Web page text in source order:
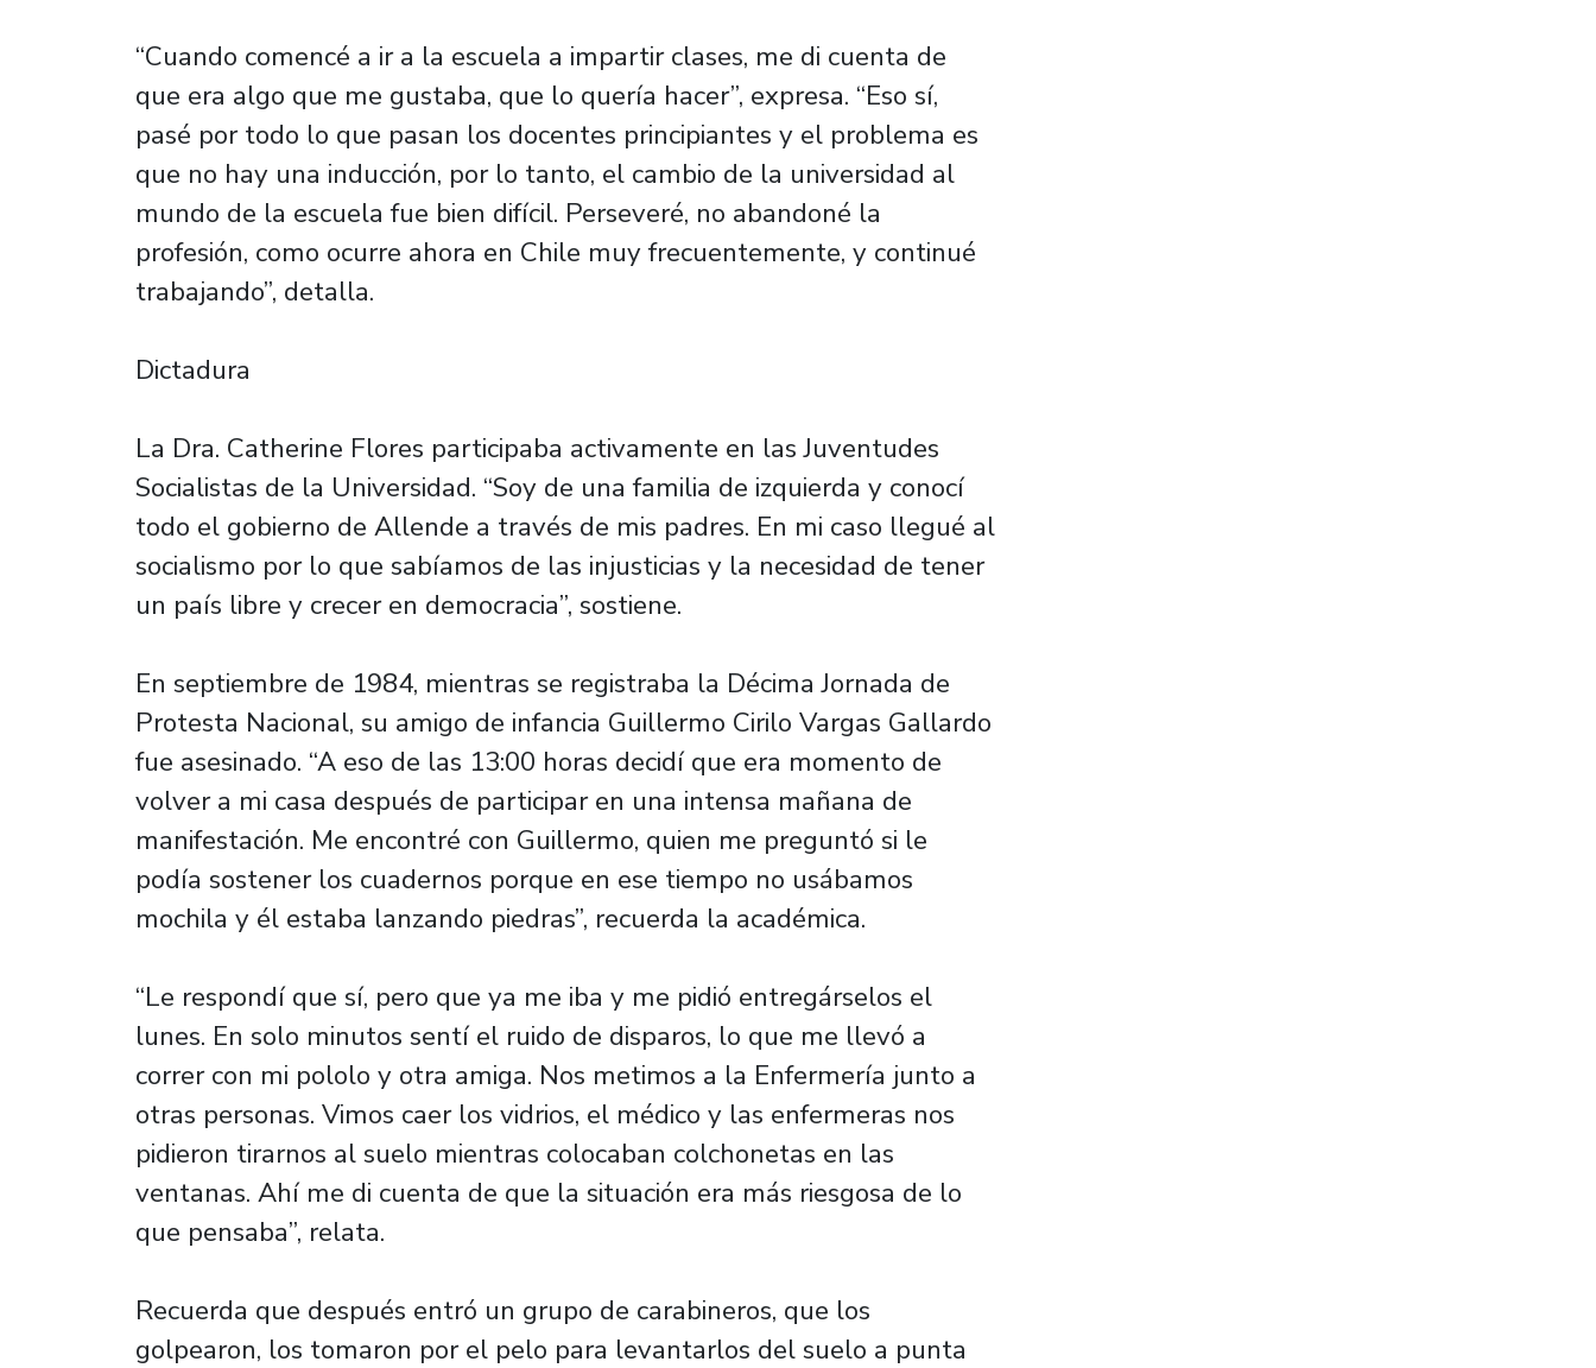
“Cuando comencé a ir a la escuela a impartir clases, me di cuenta de
que era algo que me gustaba, que lo quería hacer”, expresa. “Eso sí,
pasé por todo lo que pasan los docentes principiantes y el problema es
que no hay una inducción, por lo tanto, el cambio de la universidad al
mundo de la escuela fue bien difícil. Perseveré, no abandoné la
profesión, como ocurre ahora en Chile muy frecuentemente, y continué
trabajando”, detalla.
Dictadura
La Dra. Catherine Flores participaba activamente en las Juventudes
Socialistas de la Universidad. “Soy de una familia de izquierda y conocí
todo el gobierno de Allende a través de mis padres. En mi caso llegué al
socialismo por lo que sabíamos de las injusticias y la necesidad de tener
un país libre y crecer en democracia”, sostiene.
En septiembre de 1984, mientras se registraba la Décima Jornada de
Protesta Nacional, su amigo de infancia Guillermo Cirilo Vargas Gallardo
fue asesinado. “A eso de las 13:00 horas decidí que era momento de
volver a mi casa después de participar en una intensa mañana de
manifestación. Me encontré con Guillermo, quien me preguntó si le
podía sostener los cuadernos porque en ese tiempo no usábamos
mochila y él estaba lanzando piedras”, recuerda la académica.
“Le respondí que sí, pero que ya me iba y me pidió entregárselos el
lunes. En solo minutos sentí el ruido de disparos, lo que me llevó a
correr con mi pololo y otra amiga. Nos metimos a la Enfermería junto a
otras personas. Vimos caer los vidrios, el médico y las enfermeras nos
pidieron tirarnos al suelo mientras colocaban colchonetas en las
ventanas. Ahí me di cuenta de que la situación era más riesgosa de lo
que pensaba”, relata.
Recuerda que después entró un grupo de carabineros, que los
golpearon, los tomaron por el pelo para levantarlos del suelo a punta